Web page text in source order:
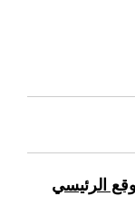
الرئيسي